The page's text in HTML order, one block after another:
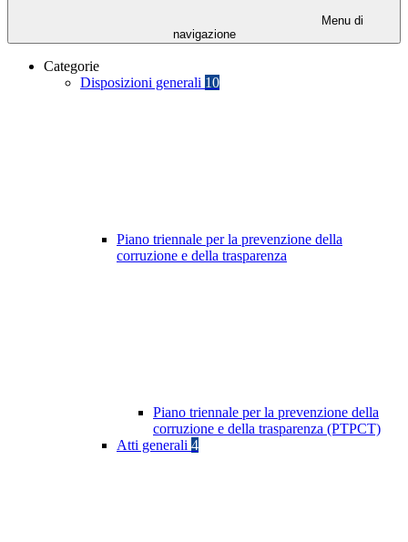
Menu di
navigazione
Categorie
Disposizioni generali 10
Piano triennale per la prevenzione della
corruzione e della trasparenza
Piano triennale per la prevenzione della
corruzione e della trasparenza (PTPCT)
Atti generali 4